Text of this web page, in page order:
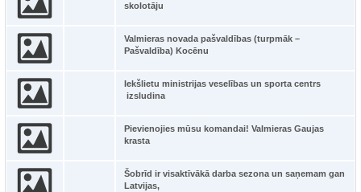
skolotāju
Valmieras novada pašvaldības (turpmāk –
Pašvaldība) Kocēnu
Iekšlietu ministrijas veselības un sporta centrs
izsludina
Pievienojies mūsu komandai! Valmieras Gaujas
krasta
Šobrīd ir visaktīvākā darba sezona un saņemam gan
Latvijas,